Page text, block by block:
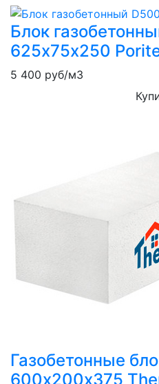
Блок
625х75х250
5 400 руб/м3
Газобетонные
600х200х375